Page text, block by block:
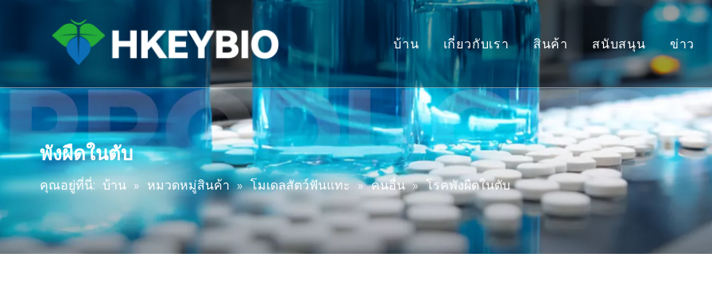
บ้าน เกี่ยวกับเรา สินค้า
แบบจำลองไพรเมตที่ไม่ใช่ม
โมเดลสัตว์ฟันแทะ
โมเดลเนื้อเยื่อมนุษย์และ Ex
การประเมินประสิทธิภาพแบบ
การแพทย์เฉพาะทางและไบโอ
การสนับสนุนการส่ง IND
สนับสนุน
บริการ
คำถามที่พบบ่อย
คำรับรองจากลูกค้า
ข่าว
พังผืดในตับ
คุณอยู่ที่นี่: บ้าน » หมวดหมู่สินค้า » โมเดลสัตว์ฟันแทะ » คนอื่น » โรคพังผืดในตับ